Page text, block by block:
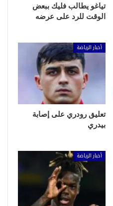
تياغو يطالب فليك ببعض
الوقت للرد على عرضه
أخبار الرياضة
تعليق رودري على إصابة
بيدري
أخبار الرياضة